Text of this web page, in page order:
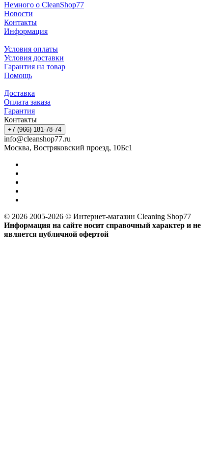
Немного о CleanShop77
Новости
Контакты
Информация
Условия оплаты
Условия доставки
Гарантия на товар
Помощь
Доставка
Оплата заказа
Гарантия
Контакты
+7 (966) 181-78-74
info@cleanshop77.ru
Москва, Востряковский проезд, 10Бс1
© 2026 2005-2026 © Интернет-магазин Cleaning Shop77
Информация на сайте носит справочный характер и не
является публичной офертой